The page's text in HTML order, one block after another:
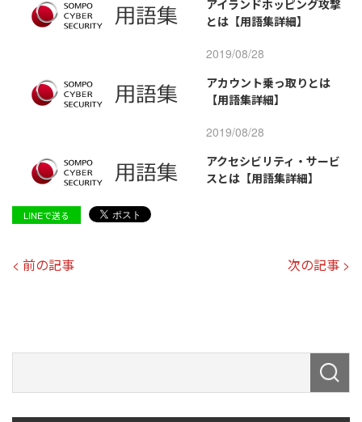
アイランドホッピング攻撃
とは【用語集詳細】
2019/08/28
アカウント乗っ取りとは
【用語集詳細】
2019/08/28
アクセシビリティ・サービ
スとは【用語集詳細】
LINEで送る
< 前の記事 次の記事 >